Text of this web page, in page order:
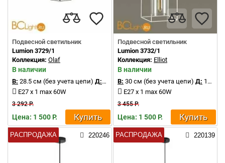
Подвесной светильник
Lumion 3729/1
Коллекция: Olaf
В наличии
В: 28.5 см (без учета цепи) Д:15.5 см
E27 x 1 max 60W
3 292 Р.
Цена: 1 500 Р. Купить
Подвесной светильник
Lumion 3732/1
Коллекция: Elliot
В наличии
В: 30 см (без учета цепи) Д: 15.5 см
E27 x 1 max 60W
3 455 Р.
Цена: 1 500 Р. Купить
РАСПРОДАЖА 220246 РАСПРОДАЖА 220139